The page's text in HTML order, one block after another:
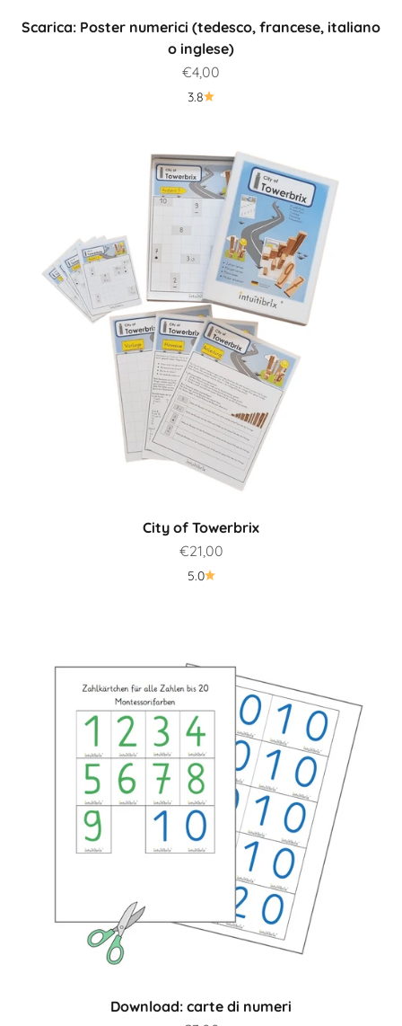
Scarica: Poster numerici (tedesco, francese, italiano
o inglese)
Prezzo scontato
€4,00
3.8
City of Towerbrix
Prezzo scontato
€21,00
5.0
Download: carte di numeri